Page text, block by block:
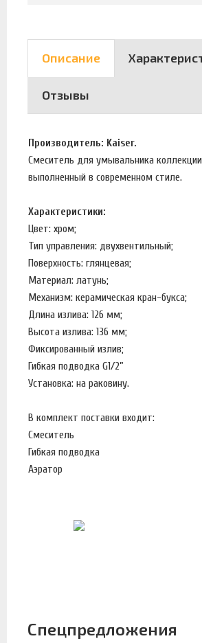
Описание
Отзывы
Производитель: Kaiser.
Смеситель для умывальника
выполненный в современном стиле.
Характеристики:
Цвет: хром;
Тип управления: двухвентильный;
Поверхность: глянцевая;
Материал: латунь;
Механизм: керамическая кран-букса;
Длина излива: 126 мм;
Высота излива: 136 мм;
Фиксированный излив;
Гибкая подводка G1/2”
Установка: на раковину.
В комплект поставки входит:
Смеситель
Гибкая подводка
Аэратор
Спецпредложения